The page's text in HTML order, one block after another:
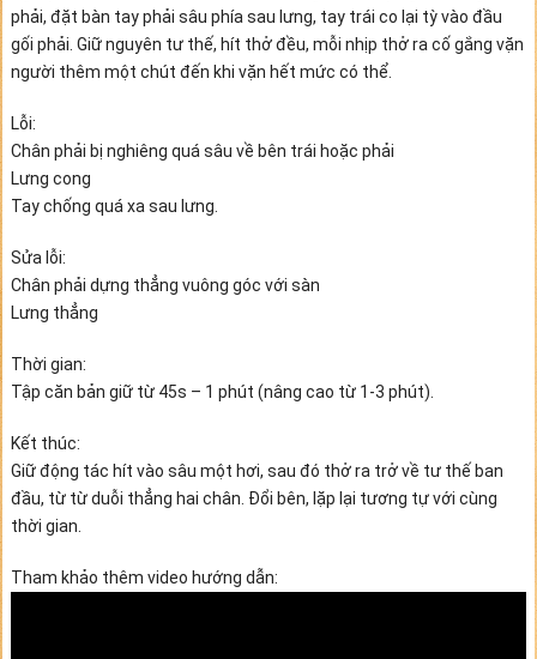
phải, đặt bàn tay phải sâu phía sau lưng, tay trái co lại tỳ vào đầu
gối phải. Giữ nguyên tư thế, hít thở đều, mỗi nhịp thở ra cố gắng vặn
người thêm một chút đến khi vặn hết mức có thể.
Lỗi:
Chân phải bị nghiêng quá sâu về bên trái hoặc phải
Lưng cong
Tay chống quá xa sau lưng.
Sửa lỗi:
Chân phải dựng thẳng vuông góc với sàn
Lưng thẳng
Thời gian:
Tập căn bản giữ từ 45s – 1 phút (nâng cao từ 1-3 phút).
Kết thúc:
Giữ động tác hít vào sâu một hơi, sau đó thở ra trở về tư thế ban
đầu, từ từ duỗi thẳng hai chân. Đổi bên, lặp lại tương tự với cùng
thời gian.
Tham khảo thêm video hướng dẫn: